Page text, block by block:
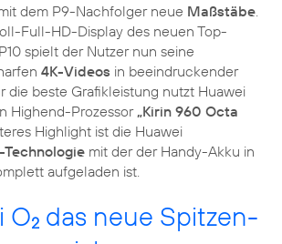
dem P9-Nachfolger neue Maßstäbe
Full-HD-Display des neuen Top-
spielt der Nutzer nun seine
4K-Videos in beeindruckender
die beste Grafikleistung nutzt Huawei
Highend-Prozessor „Kirin 960 Octa
Highlight ist die Huawei
mit der der Handy-Akku in
aufgeladen ist.
O2 das neue Spitzen-